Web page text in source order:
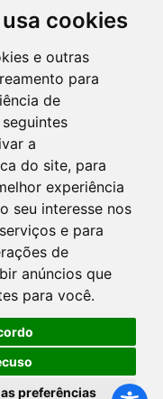
cookies
e outras
para
de
a
do site, para
experiência
seu interesse nos
e para
de
anúncios que
para você.
preferências
CORENs